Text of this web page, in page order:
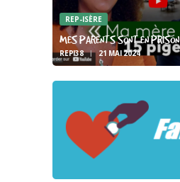
REP-ISÈRE
MES PARENTS SONT EN PRISON
REPI38 21 MAI 2024